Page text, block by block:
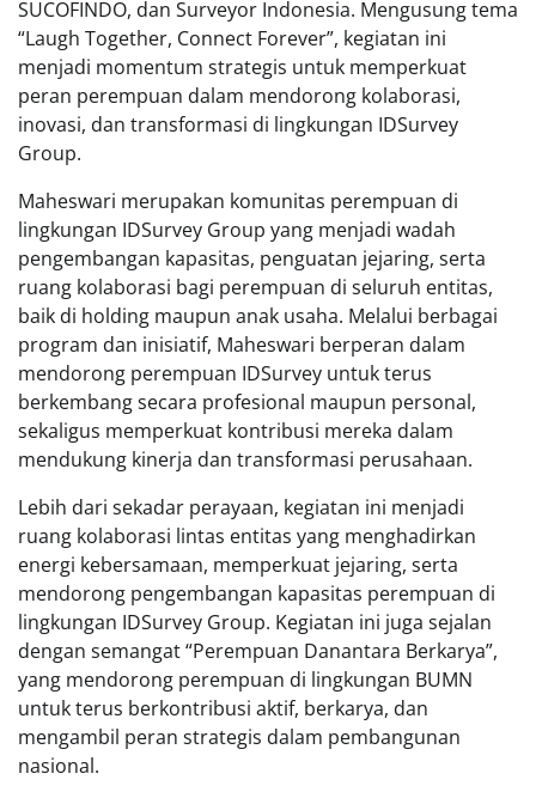
SUCOFINDO, dan Surveyor Indonesia. Mengusung tema
“Laugh Together, Connect Forever”, kegiatan ini
menjadi momentum strategis untuk memperkuat
peran perempuan dalam mendorong kolaborasi,
inovasi, dan transformasi di lingkungan IDSurvey
Group.
Maheswari merupakan komunitas perempuan di
lingkungan IDSurvey Group yang menjadi wadah
pengembangan kapasitas, penguatan jejaring, serta
ruang kolaborasi bagi perempuan di seluruh entitas,
baik di holding maupun anak usaha. Melalui berbagai
program dan inisiatif, Maheswari berperan dalam
mendorong perempuan IDSurvey untuk terus
berkembang secara profesional maupun personal,
sekaligus memperkuat kontribusi mereka dalam
mendukung kinerja dan transformasi perusahaan.
Lebih dari sekadar perayaan, kegiatan ini menjadi
ruang kolaborasi lintas entitas yang menghadirkan
energi kebersamaan, memperkuat jejaring, serta
mendorong pengembangan kapasitas perempuan di
lingkungan IDSurvey Group. Kegiatan ini juga sejalan
dengan semangat “Perempuan Danantara Berkarya”,
yang mendorong perempuan di lingkungan BUMN
untuk terus berkontribusi aktif, berkarya, dan
mengambil peran strategis dalam pembangunan
nasional.